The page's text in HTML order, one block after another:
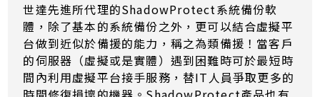
世達先進所代理的ShadowProtect系統備份軟
體，除了基本的系統備份之外，更可以結合虛擬平
台做到近似於備援的能力，稱之為類備援！當客戶
的伺服器（虛擬或是實體）遇到困難時可於最短時
間內利用虛擬平台接手服務，替IT人員爭取更多的